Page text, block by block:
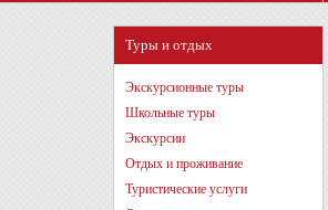
Туры и отдых
Экскурсионные туры
Школьные туры
Экскурсии
Отдых и проживание
Туристические услуги